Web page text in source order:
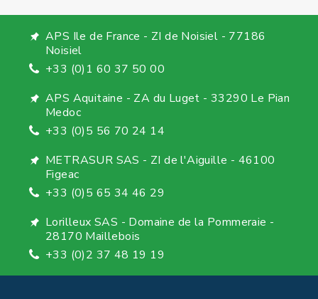
APS Ile de France - ZI de Noisiel - 77186
Noisiel
+33 (0)1 60 37 50 00
APS Aquitaine - ZA du Luget - 33290 Le Pian
Medoc
+33 (0)5 56 70 24 14
METRASUR SAS - ZI de l'Aiguille - 46100
Figeac
+33 (0)5 65 34 46 29
Lorilleux SAS - Domaine de la Pommeraie -
28170 Maillebois
+33 (0)2 37 48 19 19